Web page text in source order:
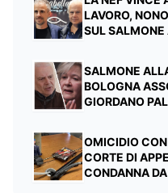
LAVORO,
SUL SALMONE
SALMONE
BOLOGNA
GIORDANO
OMICIDIO
CORTE DI
CONDANNA